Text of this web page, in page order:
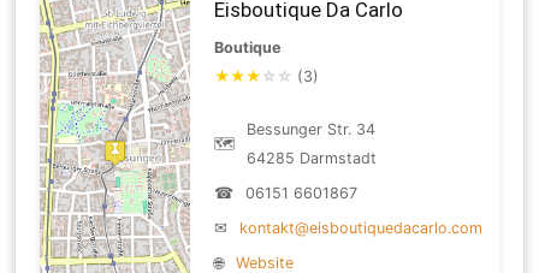
Eisboutique Da Carlo
Boutique
★★★ ☆ ☆ (3)
🗺
Bessunger Str. 34
64285 Darmstadt
☎
06151 6601867
✉
kontakt@eisboutiquedacarlo.com
🌐
Website